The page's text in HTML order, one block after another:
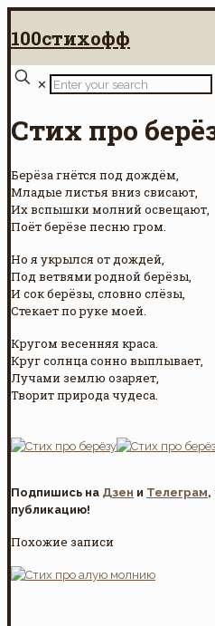
100стихофф
✕
Стих про
Берёза гнётся под дождём,
Младые листья вниз свисают,
Их вспышки молний освещают,
Поёт берёзе песню гром.
Но я укрылся от дождей,
Под ветвями родной берёзы,
И сок берёзы, словно слёзы,
Стекает по руке моей.
Кругом весенняя краса.
Круг солнца сонно выплывает,
Лучами землю озаряет,
Творит природа чудеса.
Подпишись на Дзен и Телеграм,
публикацию!
Похожие записи